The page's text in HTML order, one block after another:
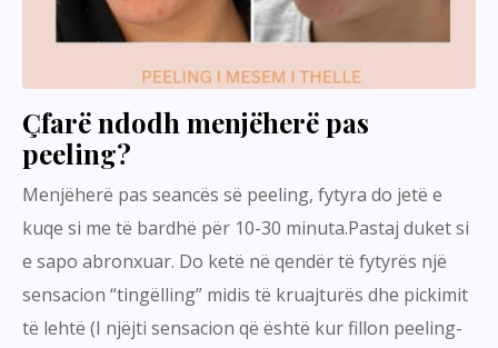
Çfarë ndodh menjëherë pas
peeling?
Menjëherë pas seancës së peeling, fytyra do jetë e
kuqe si me të bardhë për 10-30 minuta.Pastaj duket si
e sapo abronxuar. Do ketë në qendër të fytyrës një
sensacion “tingëlling” midis të kruajturës dhe pickimit
të lehtë (I njëjti sensacion që është kur fillon peeling-